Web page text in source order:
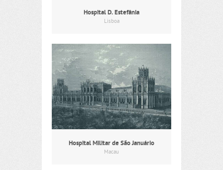
Hospital D. Estefânia
Lisboa
Hospital Militar de São Januário
Macau